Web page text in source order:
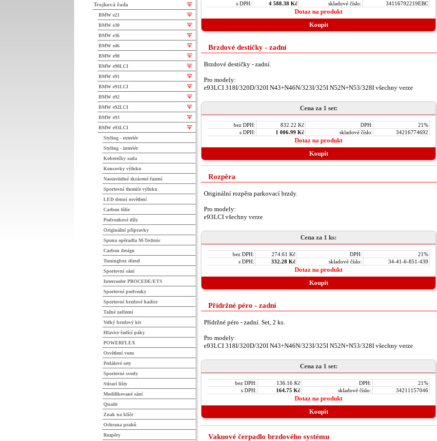
s DPH:
4 588.38 Kč skladové číslo: 34116792219EBC
Dotaz na produkt
Koupit
Brzdové destičky - zadní
Brzdové destičky - zadní.
Pro modely:
e93LCI 318I/320D/320I N43+N46N/323I/325I N52N+N53/328I všechny verze
Cena za 1 set:
bez DPH: 832.22 Kč DPH:
21%
s DPH:
1 006.99 Kč skladové číslo: 34216774692
Dotaz na produkt
Koupit
Rozpěra
Originální rozpěra parkovací brzdy.
Pro modely:
e93LCI všechny verze
Cena za 1 ks:
bez DPH: 274.61 Kč DPH:
21%
s DPH:
332.28 Kč skladové číslo: 34-41-6-851-439
Dotaz na produkt
Koupit
Přídržné péro - zadní
Přídržné péro - zadní. Set, 2 ks.
Pro modely:
e93LCI 318I/320D/320I N43+N46N/323I/325I N52N+N53/328I všechny verze
Cena za 1 set:
bez DPH: 136.16 Kč DPH:
21%
s DPH:
164.75 Kč skladové číslo: 34211157046
Dotaz na produkt
Koupit
Vakuové čerpadlo brzdového systému
Trojková řada
BMW e21
BMW e30
BMW e36
BMW e46
BMW e90
BMW e90LCI
BMW e91
BMW e91LCI
BMW e92
BMW e92LCI
BMW e93
BMW e93LCI
Styling - exteriér
Styling - interiér
Koberečky sada
Koncovky výfuku
Nastavitelné zkrácené řazení
Sportovní tlumiče výfuku
LED denní osvětlení
Carbon fólie
Podvozkové díly
Originální přípravky
Spona opěradla M-Technic
Carbon design
Tuningbox diesel
Sportovní sání
Intercooler PROCEDE/ETS
Sportovní podvozky
Sportovní brzdové hadice
Tažné zařízení
Velký brzdový kit
Hlavice řadící páky
POWERFLEX
Osvětlení vozu
Pedálové sety
Sportovní svody
Stírací lišty
Modifikované sání
Quaife
Znak na klíče
Ochrana prahů
Rozpěry